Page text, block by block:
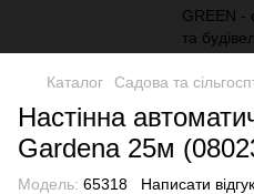
Каталог Садова та
Настінна
Gardena 25м
Модель: 65318 Написати відгук